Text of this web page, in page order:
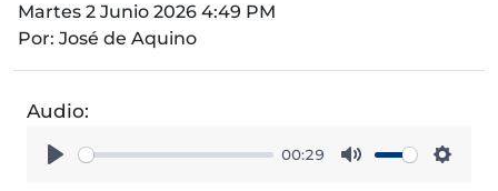
Martes 2 Junio 2026 4:49 PM
Por: José de Aquino
Audio:
00:29